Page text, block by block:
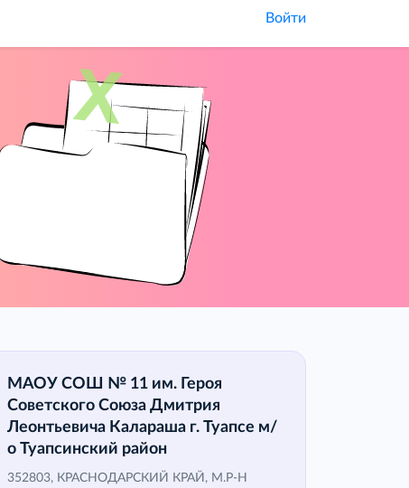
Войти
МАОУ СОШ № 11 им. Героя
Советского Союза Дмитрия
Леонтьевича Калараша г. Туапсе м/
о Туапсинский район
352803, КРАСНОДАРСКИЙ КРАЙ, М.Р-Н